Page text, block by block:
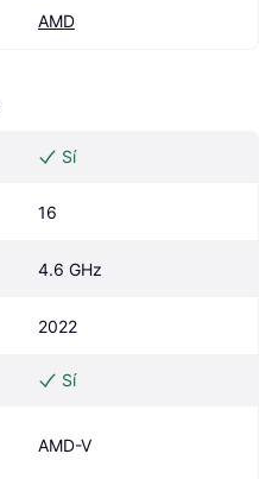
AMD
Sí
16
4.6 GHz
2022
Sí
AMD-V